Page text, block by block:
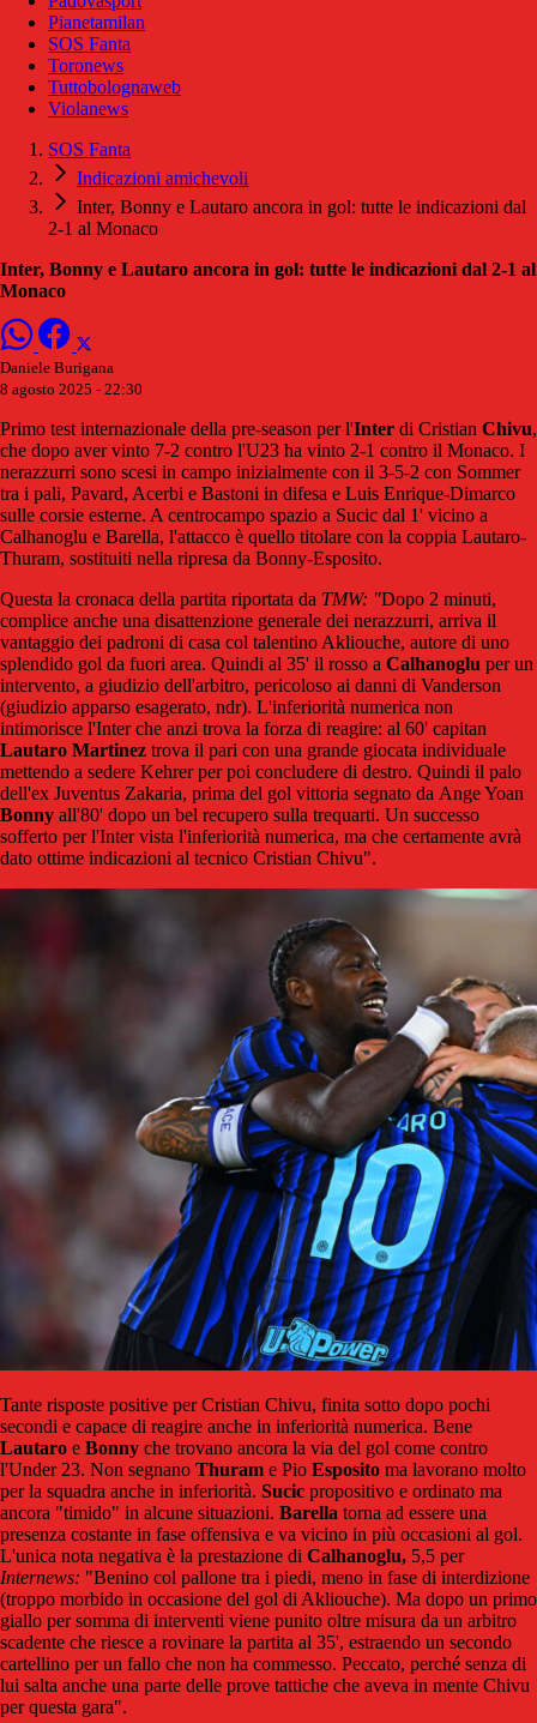
Pianetamilan
SOS Fanta
Toronews
Tuttobolognaweb
Violanews
SOS Fanta
Indicazioni amichevoli
Inter, Bonny e Lautaro ancora in gol: tutte le indicazioni dal
2-1 al Monaco
Inter, Bonny e Lautaro ancora in gol: tutte le indicazioni dal 2-1 al
Monaco
Daniele Burigana
8 agosto 2025 - 22:30
Primo test internazionale della pre-season per l'Inter di Cristian Chivu,
che dopo aver vinto 7-2 contro l'U23 ha vinto 2-1 contro il Monaco. I
nerazzurri sono scesi in campo inizialmente con il 3-5-2 con Sommer
tra i pali, Pavard, Acerbi e Bastoni in difesa e Luis Enrique-Dimarco
sulle corsie esterne. A centrocampo spazio a Sucic dal 1' vicino a
Calhanoglu e Barella, l'attacco è quello titolare con la coppia Lautaro-
Thuram, sostituiti nella ripresa da Bonny-Esposito.
Questa la cronaca della partita riportata da TMW: "Dopo 2 minuti,
complice anche una disattenzione generale dei nerazzurri, arriva il
vantaggio dei padroni di casa col talentino Akliouche, autore di uno
splendido gol da fuori area. Quindi al 35' il rosso a Calhanoglu per un
intervento, a giudizio dell'arbitro, pericoloso ai danni di Vanderson
(giudizio apparso esagerato, ndr). L'inferiorità numerica non
intimorisce l'Inter che anzi trova la forza di reagire: al 60' capitan
Lautaro Martinez trova il pari con una grande giocata individuale
mettendo a sedere Kehrer per poi concludere di destro. Quindi il palo
dell'ex Juventus Zakaria, prima del gol vittoria segnato da Ange Yoan
Bonny all'80' dopo un bel recupero sulla trequarti. Un successo
sofferto per l'Inter vista l'inferiorità numerica, ma che certamente avrà
dato ottime indicazioni al tecnico Cristian Chivu".
Tante risposte positive per Cristian Chivu, finita sotto dopo pochi
secondi e capace di reagire anche in inferiorità numerica. Bene
Lautaro e Bonny che trovano ancora la via del gol come contro
l'Under 23. Non segnano Thuram e Pio Esposito ma lavorano molto
per la squadra anche in inferiorità. Sucic propositivo e ordinato ma
ancora "timido" in alcune situazioni. Barella torna ad essere una
presenza costante in fase offensiva e va vicino in più occasioni al gol.
L'unica nota negativa è la prestazione di Calhanoglu, 5,5 per
Internews: "Benino col pallone tra i piedi, meno in fase di interdizione
(troppo morbido in occasione del gol di Akliouche). Ma dopo un primo
giallo per somma di interventi viene punito oltre misura da un arbitro
scadente che riesce a rovinare la partita al 35', estraendo un secondo
cartellino per un fallo che non ha commesso. Peccato, perché senza di
lui salta anche una parte delle prove tattiche che aveva in mente Chivu
per questa gara".